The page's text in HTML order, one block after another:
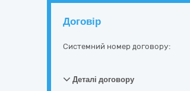
Договір
Системний номер договору:
Деталі договору